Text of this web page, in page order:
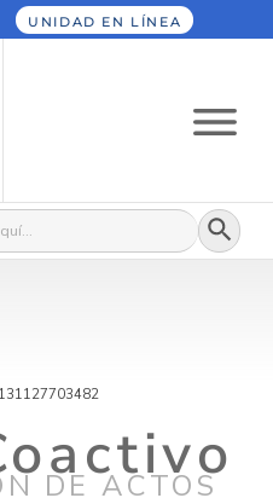
UNIDAD EN LÍNEA
Botón
DE ACTOS